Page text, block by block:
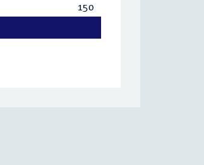
150Totaal: